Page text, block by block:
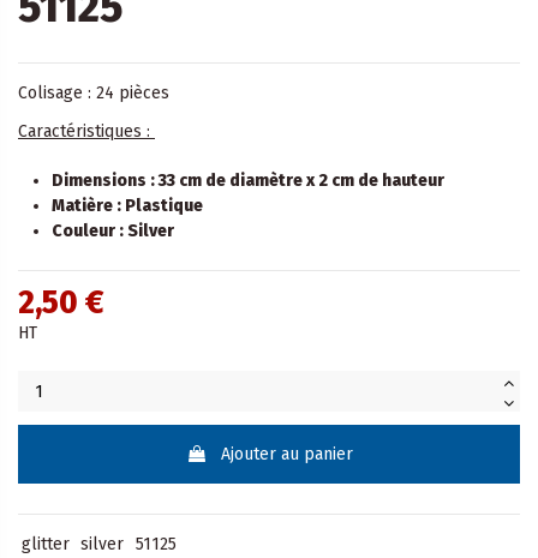
Colisage : 24 pièces
Caractéristiques :
Dimensions : 33 cm de diamètre x 2 cm de hauteur
Matière : Plastique
Couleur : Silver
2,50 €
HT
Ajouter au panier
glitter silver 51125